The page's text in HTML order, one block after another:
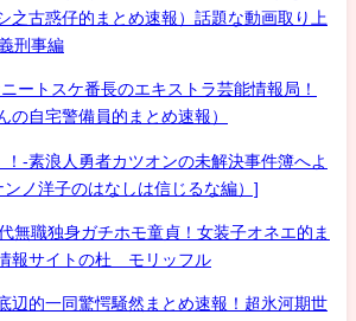
之古惑仔的まとめ速報）話題な動画取り上
刑事編
ートスケ番長のエキストラ芸能情報局！
の自宅警備員的まとめ速報）
-素浪人勇者カツオンの未解決事件簿へよ
ンノ洋子のはなしは信じるな編）]
職独身ガチホモ童貞！女装子オネエ的ま
報サイトの杜 モリッフル
辺的一同驚愕騒然まとめ速報！超氷河期世